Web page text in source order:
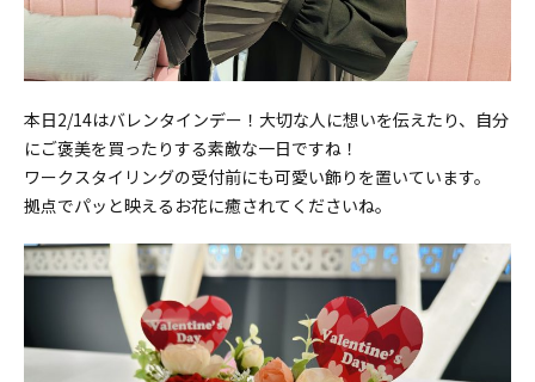
本日2/14はバレンタインデー！大切な人に想いを伝えたり、自分
にご褒美を買ったりする素敵な一日ですね！
ワークスタイリングの受付前にも可愛い飾りを置いています。
拠点でパッと映えるお花に癒されてくださいね。